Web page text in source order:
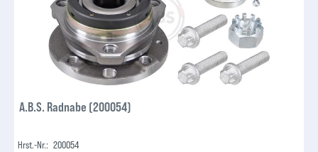
A.B.S. Radnabe (200054)
Hrst.-Nr.: 200054